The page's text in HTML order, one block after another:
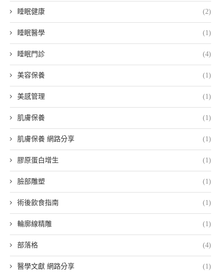
睡眠健康 (2)
睡眠醫學 (1)
睡眠門診 (4)
美容保養 (1)
美感管理 (1)
肌膚保養 (1)
肌膚保養 網路分享 (1)
膠原蛋白增生 (1)
臉部雕塑 (1)
術後飲食指南 (1)
輪廓線精雕 (1)
部落格 (4)
醫學文獻 網路分享 (1)